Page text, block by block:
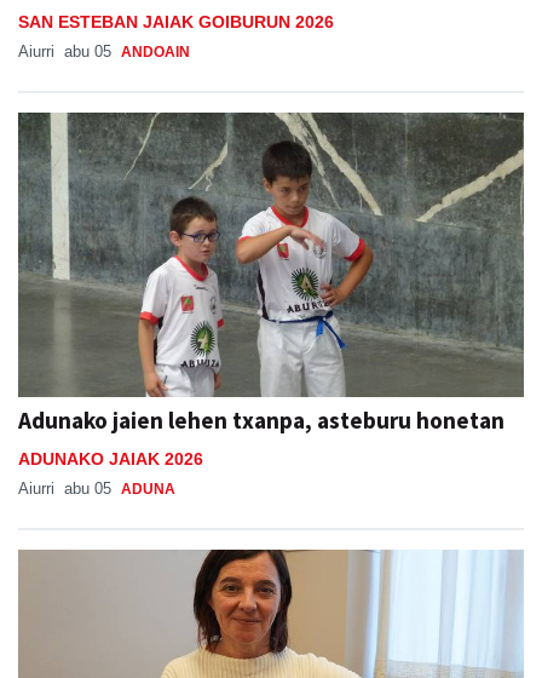
SAN ESTEBAN JAIAK GOIBURUN 2026
Aiurri abu 05 ANDOAIN
Adunako jaien lehen txanpa, asteburu honetan
ADUNAKO JAIAK 2026
Aiurri abu 05 ADUNA